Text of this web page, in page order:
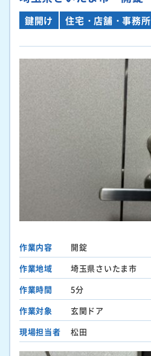
鍵開け 住宅・店舗・事務所
作業内容
開錠
作業地域
埼玉県さいたま市
作業時間
5分
作業対象
玄関ドア
現場担当者
松田